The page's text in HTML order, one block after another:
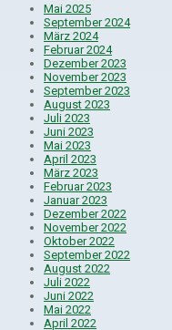
Mai 2025
September 2024
März 2024
Februar 2024
Dezember 2023
November 2023
September 2023
August 2023
Juli 2023
Juni 2023
Mai 2023
April 2023
März 2023
Februar 2023
Januar 2023
Dezember 2022
November 2022
Oktober 2022
September 2022
August 2022
Juli 2022
Juni 2022
Mai 2022
April 2022